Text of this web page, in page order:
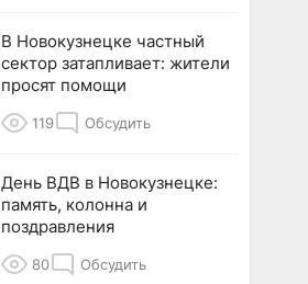
В Новокузнецке частный
сектор затапливает: жители
просят помощи
119 Обсудить
День ВДВ в Новокузнецке:
память, колонна и
поздравления
80 Обсудить